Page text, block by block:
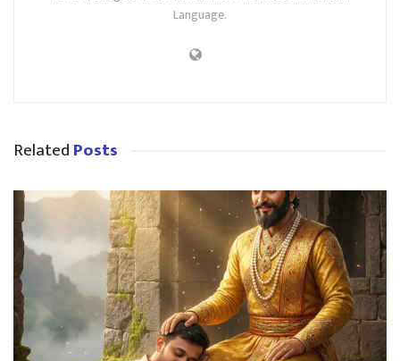
Language.
RelatedPosts